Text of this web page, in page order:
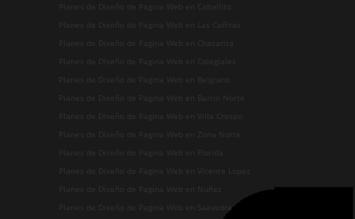
Planes de Diseño de Pagina Web en Caballito
Planes de Diseño de Pagina Web en Las Cañitas
Planes de Diseño de Pagina Web en Chacarita
Planes de Diseño de Pagina Web en Colegiales
Planes de Diseño de Pagina Web en Belgrano
Planes de Diseño de Pagina Web en Barrio Norte
Planes de Diseño de Pagina Web en Villa Crespo
Planes de Diseño de Pagina Web en Zona Norte
Planes de Diseño de Pagina Web en Florida
Planes de Diseño de Pagina Web en Vicente Lopez
Planes de Diseño de Pagina Web en Nuñez
Planes de Diseño de Pagina Web en Saavedra